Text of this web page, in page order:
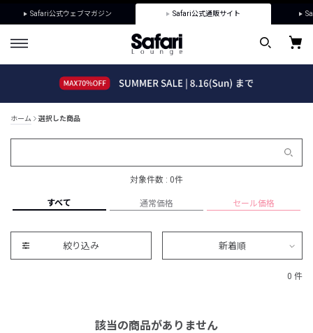
Safari公式ウェブマガジン Safari公式通販サイト
ホーム 選択した商品
対象件数 : 0件
すべて 通常価格 セール価格
絞り込み 新着順
0 件
該当の商品がありません